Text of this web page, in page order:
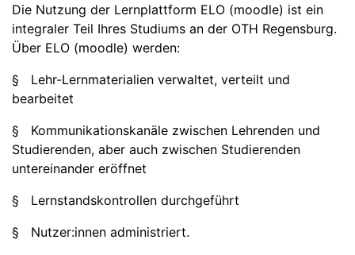
Die Nutzung der Lernplattform ELO (moodle) ist ein
integraler Teil Ihres Studiums an der OTH Regensburg.
Über ELO (moodle) werden:
§ Lehr-Lernmaterialien verwaltet, verteilt und
bearbeitet
§ Kommunikationskanäle zwischen Lehrenden und
Studierenden, aber auch zwischen Studierenden
untereinander eröffnet
§ Lernstandskontrollen durchgeführt
§ Nutzer:innen administriert.